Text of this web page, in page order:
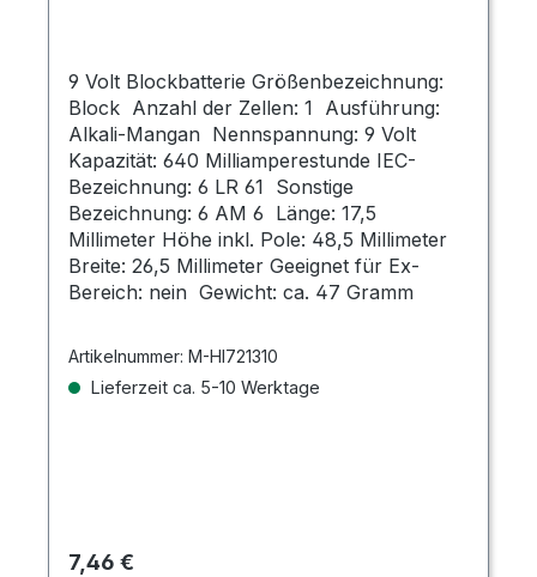
9 Volt Blockbatterie Größenbezeichnung:
Block Anzahl der Zellen: 1 Ausführung:
Alkali-Mangan Nennspannung: 9 Volt
Kapazität: 640 Milliamperestunde IEC-
Bezeichnung: 6 LR 61 Sonstige
Bezeichnung: 6 AM 6 Länge: 17,5
Millimeter Höhe inkl. Pole: 48,5 Millimeter
Breite: 26,5 Millimeter Geeignet für Ex-
Bereich: nein Gewicht: ca. 47 Gramm
Artikelnummer: M-HI721310
Lieferzeit ca. 5-10 Werktage
Regulärer Preis:
7,46 €